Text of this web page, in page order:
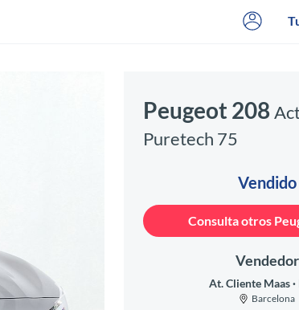
Siguiente
Peugeot 208
Puretech 75
Vendido
Consulta otros
Vendedor
At. Cliente Maas
Barcelona